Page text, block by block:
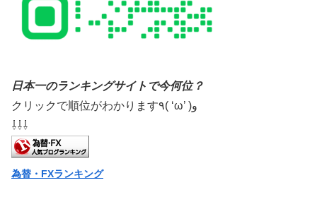
日本一のランキングサイトで今何位？
クリックで順位がわかります٩( ‘ω’ )و
⇩⇩⇩
為替・FXランキング